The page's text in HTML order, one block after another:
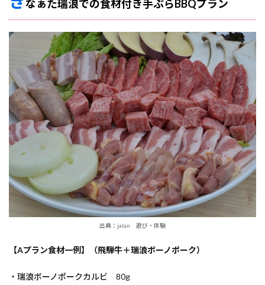
なぁた瑞浪での食材付き手ぶらBBQプラン
出典：jalan 遊び・体験
【Aプラン食材一例】（飛騨牛＋瑞浪ボーノポーク）
・瑞浪ボーノポークカルビ 80g